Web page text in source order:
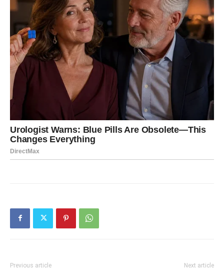
Previous article Next article